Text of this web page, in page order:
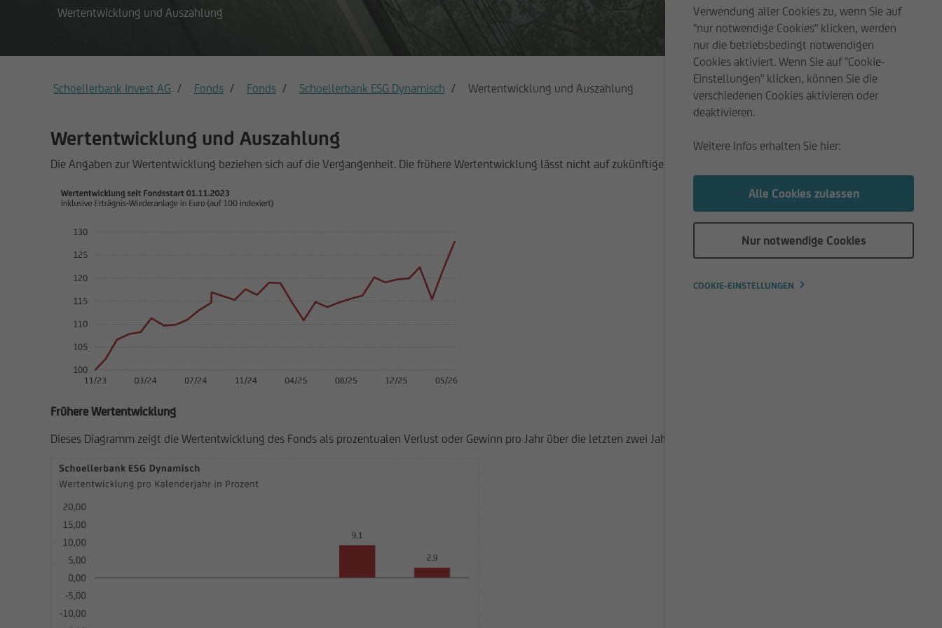
Wertentwicklung und Auszahlung
Schoellerbank Invest AG Fonds Fonds Schoellerbank ESG Dynamisch Wertentwicklung und Auszahlung
Wertentwicklung und Auszahlung
Die Angaben zur Wertentwicklung beziehen sich auf die Vergangenheit. Die frühere Wertentwicklung lässt nicht auf zukünftige Renditen schließen.
Frühere Wertentwicklung
Dieses Diagramm zeigt die Wertentwicklung des Fonds als prozentualen Verlust oder Gewinn pro Jahr über die letzten zwei Jahre.
Verwendung aller Cookies zu, wenn Sie auf
"nur notwendige Cookies" klicken, werden
nur die betriebsbedingt notwendigen
Cookies aktiviert. Wenn Sie auf "Cookie-
Einstellungen" klicken, können Sie die
verschiedenen Cookies aktivieren oder
deaktivieren.
Weitere Infos erhalten Sie hier:
Alle Cookies zulassen
Nur notwendige Cookies
COOKIE-EINSTELLUNGEN